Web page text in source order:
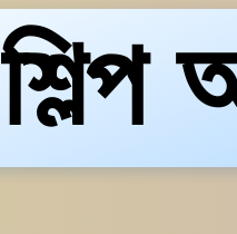
শিল্প